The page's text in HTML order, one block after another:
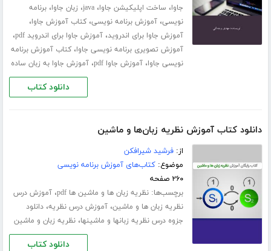
جاوا، ساخت اپلیکیشن جاوا،java، زبان جاوا،برنامه
نویسی،آموزش برنامه نویسی،کتاب آموزش جاوا،
آموزش جاوا برای اندروید،آموزش جاوا برای اندروید pdf ،
آموزش تصویری برنامه نویسی جاوا،کتاب آموزش برنامه
نویسی جاوا،آموزش جاوا pdf ،آموزش جاوا به زبان ساده
دانلود کتاب
دانلود کتاب آموزش نظریه زبان‌ها و ماشین
از:فرشید شیرافکن
موضوع:کتاب‌های آموزش برنامه نویسی
۲۶۰ صفحه
برچسب‌ها:نظریه زبان ها و ماشین ها pdf ،آموزش درس
نظریه زبان ها و ماشین،آموزش درس نظریه،دانلود
جزوه درس نظریه زبانها و ماشینها،نظریه زبان و ماشین
دانلود کتاب